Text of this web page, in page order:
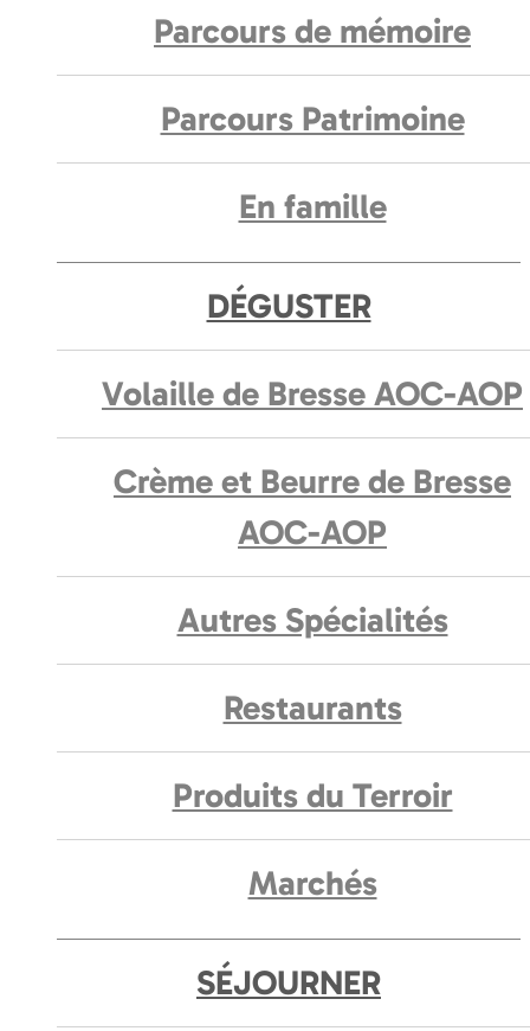
Parcours de mémoire
Parcours Patrimoine
En famille
DÉGUSTER
Volaille de Bresse AOC-AOP
Crème et Beurre de Bresse
AOC-AOP
Autres Spécialités
Restaurants
Produits du Terroir
Marchés
SÉJOURNER